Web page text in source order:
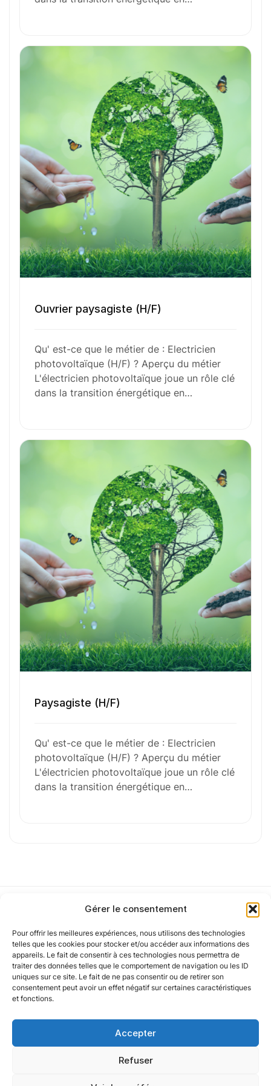
Gérer le consentement
Pour offrir les meilleures expériences, nous utilisons des technologies
telles que les cookies pour stocker et/ou accéder aux informations des
appareils. Le fait de consentir à ces technologies nous permettra de
traiter des données telles que le comportement de navigation ou les ID
uniques sur ce site. Le fait de ne pas consentir ou de retirer son
consentement peut avoir un effet négatif sur certaines caractéristiques
et fonctions.
Accepter
Refuser
Formation et Qualifications
Perspectives de carrière
Avantages
Ces métiers peuvent vous intéresser
Toutes nos fiches métiers
l’aventure avecnous
N’attendez plus !
Votre nom
Votre e-mail
Numéro de téléphone
Sélectionner une agence Oxygène Intérim/ BTT
Glisser & déposer les fichiers ici
ou
Parcourir les fichiers
vérifié par un auteur humain.
Ouvrier paysagiste (H/F)
Qu' est-ce que le métier de : Electricien
photovoltaïque (H/F) ? Aperçu du métier
L'électricien photovoltaïque joue un rôle clé
dans la transition énergétique en…
Paysagiste (H/F)
Qu' est-ce que le métier de : Electricien
photovoltaïque (H/F) ? Aperçu du métier
L'électricien photovoltaïque joue un rôle clé
dans la transition énergétique en…
Notre politique
Nos agences
Nos autres marques
Nos réseaux